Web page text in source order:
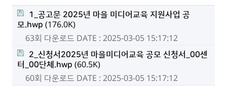
1_공고문 2025년 마을 미디어교육 지원사업 공
모.hwp (176.0K)
63회 다운로드 DATE : 2025-03-05 15:17:12
2_신청서2025년 마을미디어교육 공모 신청서_00센
터_00단체.hwp (60.5K)
60회 다운로드 DATE : 2025-03-05 15:17:12